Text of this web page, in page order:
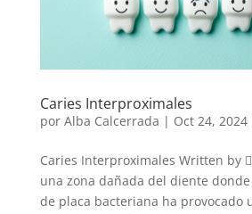
Caries Interproximales
por Alba Calcerrada | Oct 24, 2024
Caries Interproximales Written by
una zona dañada del diente
de placa bacteriana ha provocado